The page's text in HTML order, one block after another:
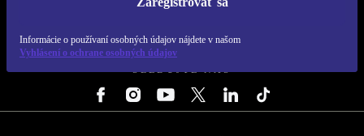
Informácie o používaní osobných údajov nájdete v našom
Vyhlásení o ochrane osobných údajov
SLEDUJTE NÁS